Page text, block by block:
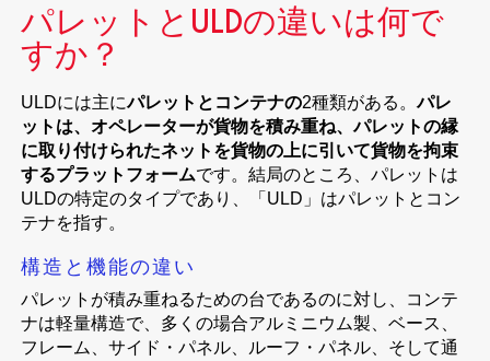
パレットとULDの違いは何で
すか？
ULDには主にパレットとコンテナの2種類がある。パレ
ットは、オペレーターが貨物を積み重ね、パレットの縁
に取り付けられたネットを貨物の上に引いて貨物を拘束
するプラットフォームです。結局のところ、パレットは
ULDの特定のタイプであり、「ULD」はパレットとコン
テナを指す。
構造と機能の違い
パレットが積み重ねるための台であるのに対し、コンテ
ナは軽量構造で、多くの場合アルミニウム製、ベース、
フレーム、サイド・パネル、ルーフ・パネル、そして通